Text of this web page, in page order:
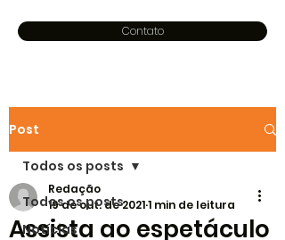
Contato
Post
Todos os posts
Notícias
Todos os posts
Assista ao espetáculo
Redação
19 de out. de 20211 min de leitura